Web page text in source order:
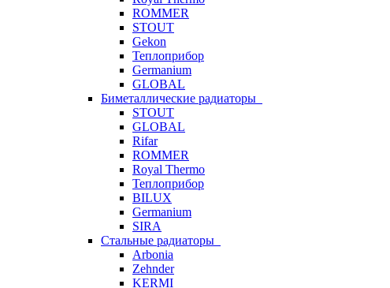
ROMMER
STOUT
Gekon
Теплоприбор
Germanium
GLOBAL
Биметаллические радиаторы
STOUT
GLOBAL
Rifar
ROMMER
Royal Thermo
Теплоприбор
BILUX
Germanium
SIRA
Стальные радиаторы
Arbonia
Zehnder
KERMI